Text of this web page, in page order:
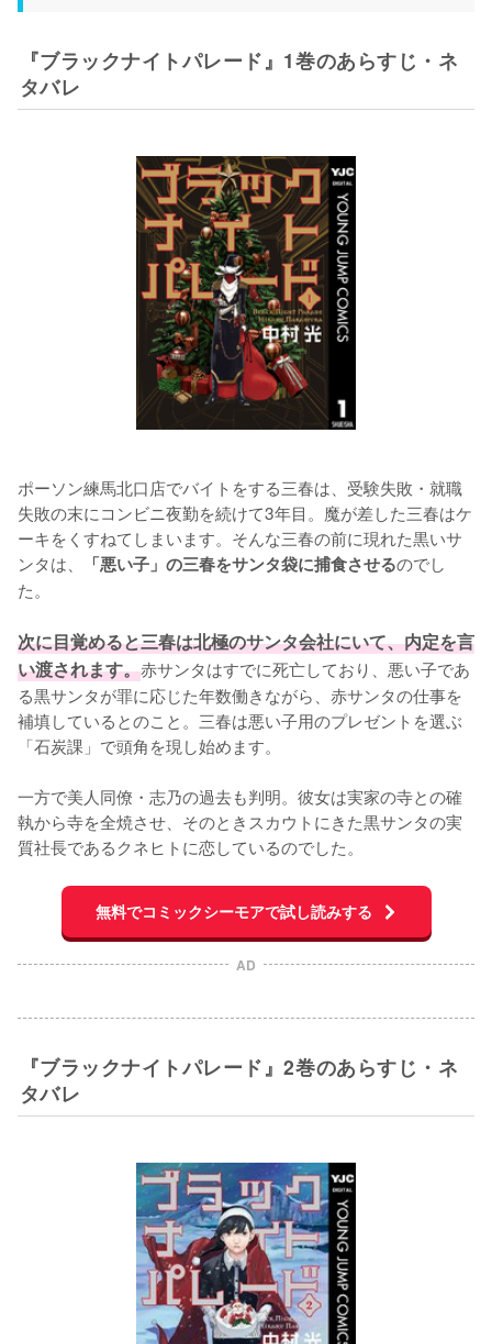
『ブラックナイトパレード』1巻のあらすじ・ネ
タバレ
ポーソン練馬北口店でバイトをする三春は、受験失敗・就職
失敗の末にコンビニ夜勤を続けて3年目。魔が差した三春はケ
ーキをくすねてしまいます。そんな三春の前に現れた黒いサ
ンタは、
「悪い子」の三春をサンタ袋に捕食させるのでし
た。
次に目覚めると三春は北極のサンタ会社にいて、内定を言
い渡されます。赤サンタはすでに死亡しており、悪い子であ
る黒サンタが罪に応じた年数働きながら、赤サンタの仕事を
補填しているとのこと。三春は悪い子用のプレゼントを選ぶ
「石炭課」で頭角を現し始めます。
一方で美人同僚・志乃の過去も判明。彼女は実家の寺との確
執から寺を全焼させ、そのときスカウトにきた黒サンタの実
質社長であるクネヒトに恋しているのでした。
無料でコミックシーモアで試し読みする
AD
『ブラックナイトパレード』2巻のあらすじ・ネ
タバレ